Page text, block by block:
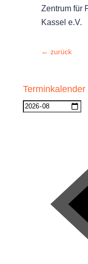
Zentrum für
Kassel e.V.
← zurück
Terminkalender